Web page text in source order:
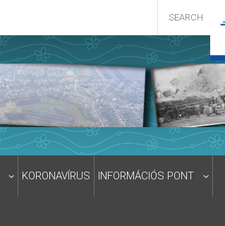
KORONAVÍRUS INFORMÁCIÓS PONT